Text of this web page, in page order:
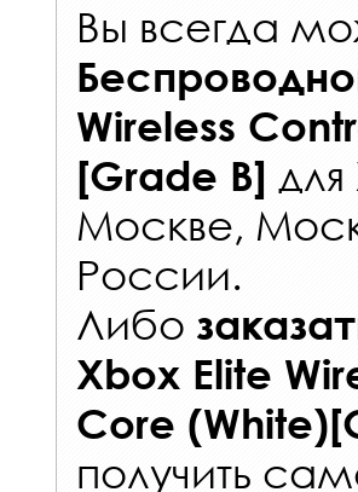
Вы всегда
Wireless
[Grade B] для
Москве,
России.
Либо
Xbox Elite
Core
получить